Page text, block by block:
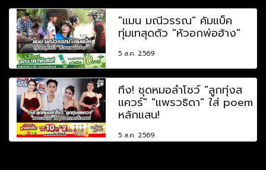
"แมน มณีวรรณ" คัมแบ็ค
ทุ่มเทสุดตัว "หัวอกพ่อฮ้าง"
5 ส.ค. 2569
ทึ่ง! ชุดหมอลำโชว์ "ลูกทุ่งส
แควร์" "แพรวธิดา" ใส่ poem
หลักแสน!
5 ส.ค. 2569